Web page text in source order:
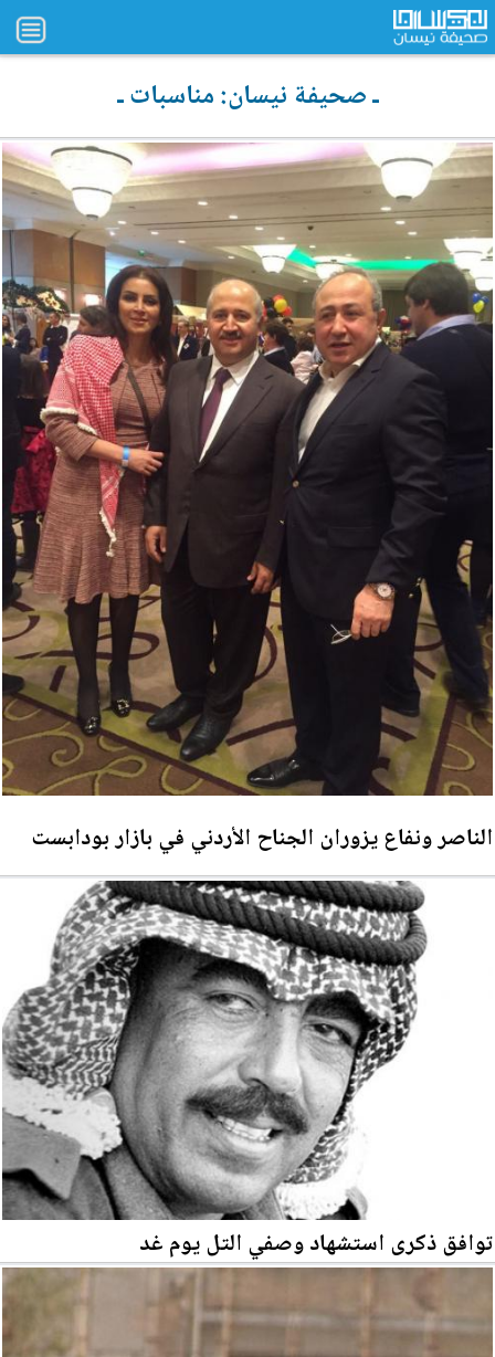
ـ صحيفة نيسان: مناسبات ـ
الناصر ونفاع يزوران الجناح الأردني في بازار بودابست
توافق ذكرى استشهاد وصفي التل يوم غد